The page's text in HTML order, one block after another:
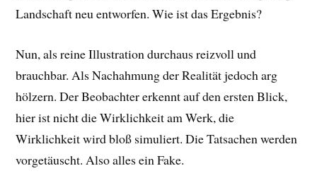
Landschaft neu entworfen. Wie ist das Ergebnis?
Nun, als reine Illustration durchaus reizvoll und
brauchbar. Als Nachahmung der Realität jedoch arg
hölzern. Der Beobachter erkennt auf den ersten Blick,
hier ist nicht die Wirklichkeit am Werk, die
Wirklichkeit wird bloß simuliert. Die Tatsachen werden
vorgetäuscht. Also alles ein Fake.